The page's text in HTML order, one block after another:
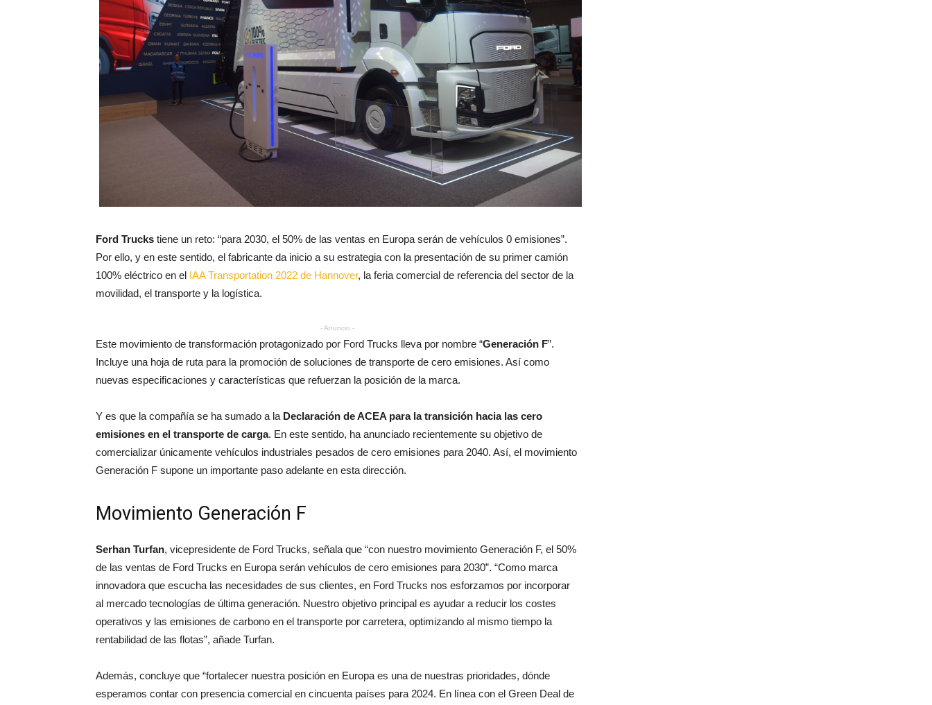
Ford Trucks tiene un reto: “para 2030, el 50% de las ventas en Europa serán de vehículos 0 emisiones”.
Por ello, y en este sentido, el fabricante da inicio a su estrategia con la presentación de su primer camión
100% eléctrico en el IAA Transportation 2022 de Hannover, la feria comercial de referencia del sector de la
movilidad, el transporte y la logística.
- Anuncio -
Este movimiento de transformación protagonizado por Ford Trucks lleva por nombre “Generación F”.
Incluye una hoja de ruta para la promoción de soluciones de transporte de cero emisiones. Así como
nuevas especificaciones y características que refuerzan la posición de la marca.
Y es que la compañía se ha sumado a la Declaración de ACEA para la transición hacia las cero
emisiones en el transporte de carga. En este sentido, ha anunciado recientemente su objetivo de
comercializar únicamente vehículos industriales pesados de cero emisiones para 2040. Así, el movimiento
Generación F supone un importante paso adelante en esta dirección.
Movimiento Generación F
Serhan Turfan, vicepresidente de Ford Trucks, señala que “con nuestro movimiento Generación F, el 50%
de las ventas de Ford Trucks en Europa serán vehículos de cero emisiones para 2030”. “Como marca
innovadora que escucha las necesidades de sus clientes, en Ford Trucks nos esforzamos por incorporar
al mercado tecnologías de última generación. Nuestro objetivo principal es ayudar a reducir los costes
operativos y las emisiones de carbono en el transporte por carretera, optimizando al mismo tiempo la
rentabilidad de las flotas”, añade Turfan.
Además, concluye que “fortalecer nuestra posición en Europa es una de nuestras prioridades, dónde
esperamos contar con presencia comercial en cincuenta países para 2024. En línea con el Green Deal de